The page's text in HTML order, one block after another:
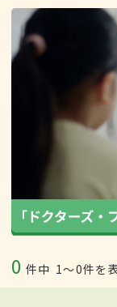
0 件中 1〜0件を